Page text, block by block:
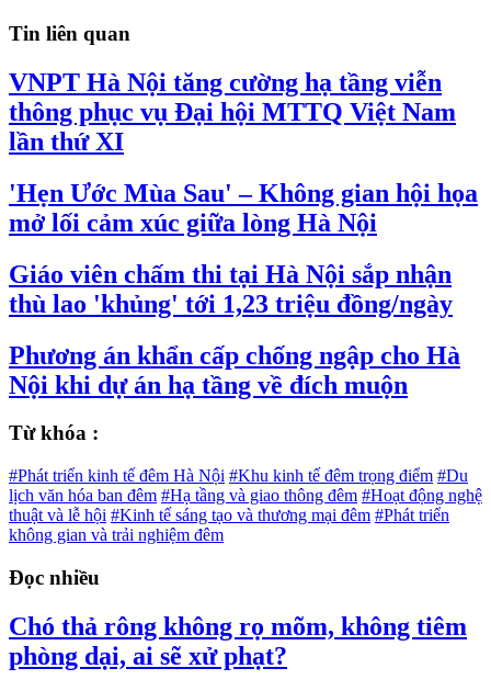
Tin liên quan
VNPT Hà Nội tăng cường hạ tầng viễn
thông phục vụ Đại hội MTTQ Việt Nam
lần thứ XI
'Hẹn Ước Mùa Sau' – Không gian hội họa
mở lối cảm xúc giữa lòng Hà Nội
Giáo viên chấm thi tại Hà Nội sắp nhận
thù lao 'khủng' tới 1,23 triệu đồng/ngày
Phương án khẩn cấp chống ngập cho Hà
Nội khi dự án hạ tầng về đích muộn
Từ khóa :
#Phát triển kinh tế đêm Hà Nội #Khu kinh tế đêm trọng điểm #Du
lịch văn hóa ban đêm #Hạ tầng và giao thông đêm #Hoạt động nghệ
thuật và lễ hội #Kinh tế sáng tạo và thương mại đêm #Phát triển
không gian và trải nghiệm đêm
Đọc nhiều
Chó thả rông không rọ mõm, không tiêm
phòng dại, ai sẽ xử phạt?